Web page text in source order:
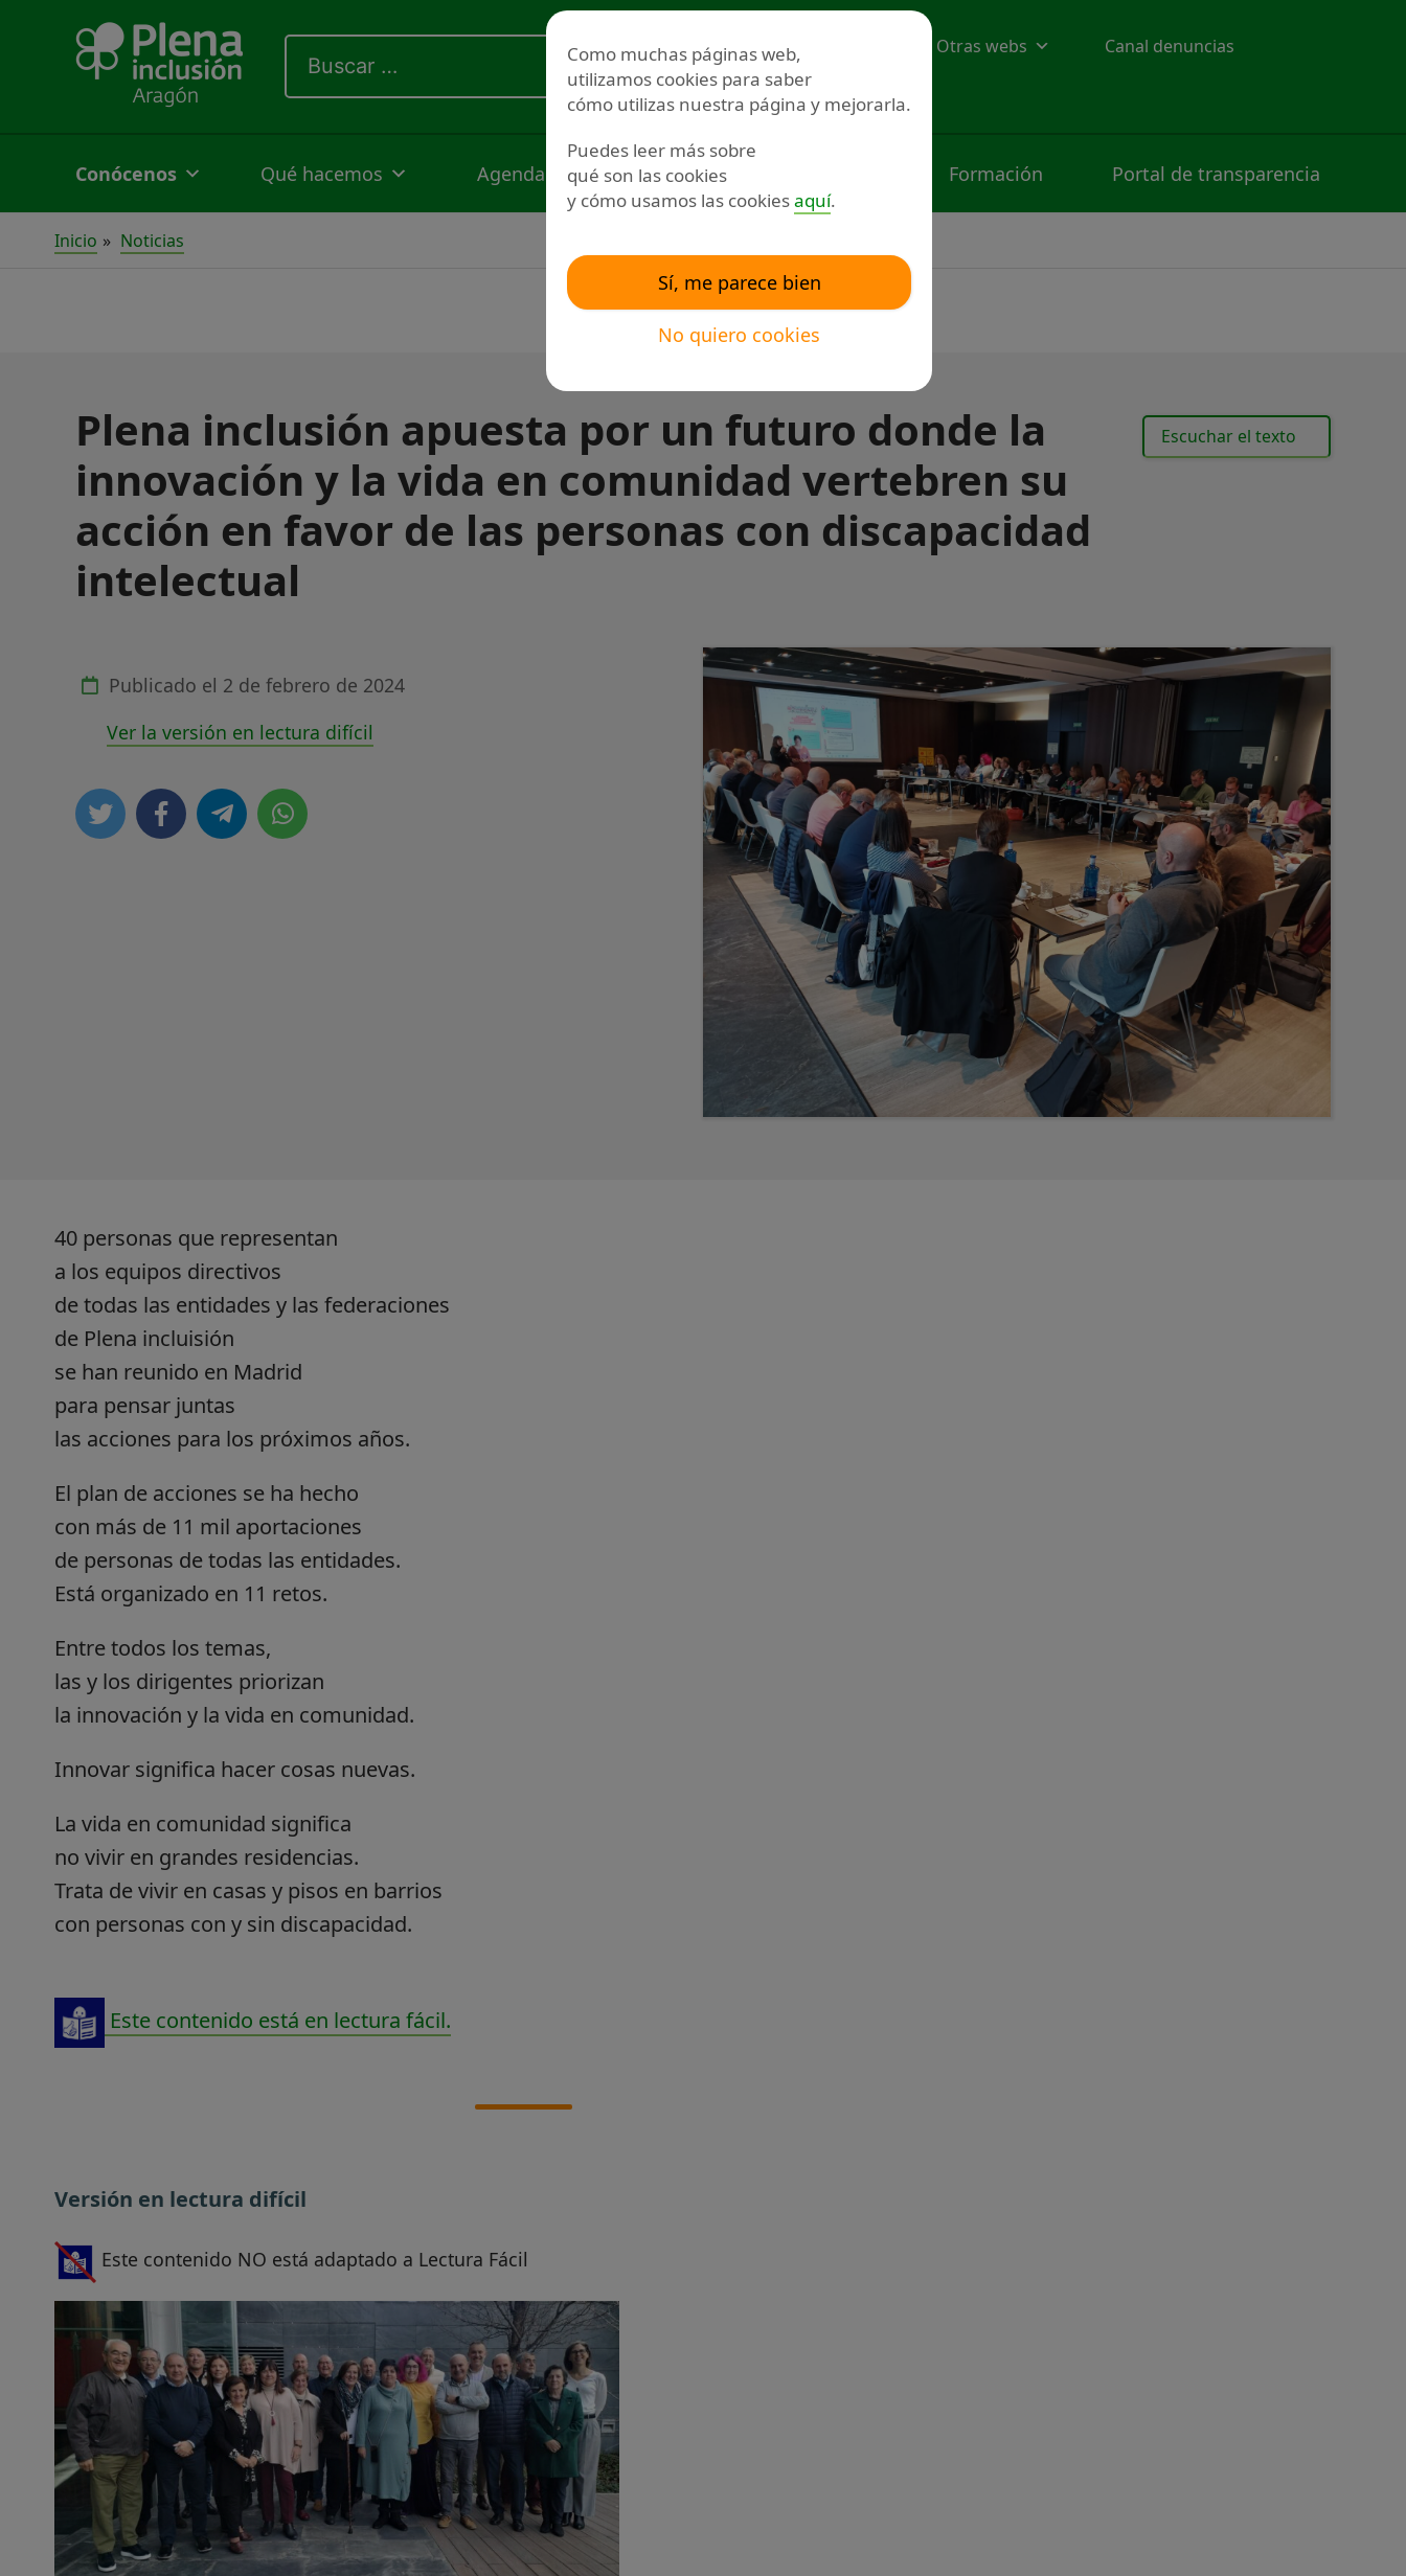
contenido
por:
Redes sociales Otras webs
Canal denuncias
Voluntariado
Conócenos Qué hacemos Agenda Noticias Formación Portal de transparencia
Inicio Noticias
Plena inclusión apuesta por un futuro donde la
innovación y la vida en comunidad vertebren su
acción en favor de las personas con discapacidad
intelectual
Escuchar el texto
Publicado el 2 de febrero de 2024
Ver la versión en lectura difícil
40 personas que representan
a los equipos directivos
de todas las entidades y las federaciones
de Plena incluisión
se han reunido en Madrid
para pensar juntas
las acciones para los próximos años.
El plan de acciones se ha hecho
con más de 11 mil aportaciones
de personas de todas las entidades.
Está organizado en 11 retos.
Entre todos los temas,
las y los dirigentes priorizan
la innovación y la vida en comunidad.
Innovar significa hacer cosas nuevas.
La vida en comunidad significa
no vivir en grandes residencias.
Trata de vivir en casas y pisos en barrios
con personas con y sin discapacidad.
Este contenido está en lectura fácil.
Versión en lectura difícil
Este contenido NO está adaptado a Lectura Fácil
Como muchas páginas web,
utilizamos cookies para saber
cómo utilizas nuestra página y mejorarla.
Puedes leer más sobre
qué son las cookies
y cómo usamos las cookiesaquí.
Sí, me parece bien
No quiero cookies